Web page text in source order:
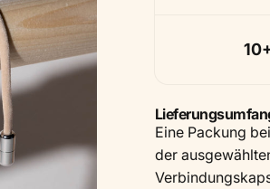
Eine Packung
der